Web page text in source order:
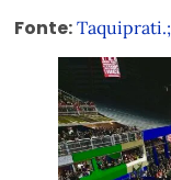
Fonte: Taquiprati.;